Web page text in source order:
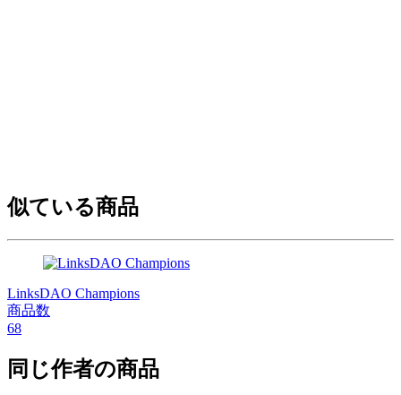
似ている商品
LinksDAO Champions
商品数
68
同じ作者の商品